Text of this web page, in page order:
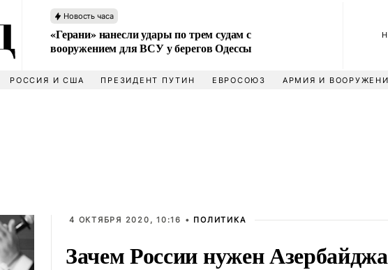
Новость часа
«Герани» нанесли удары по трем судам с
вооружением для ВСУ у берегов Одессы
РОССИЯ И США ПРЕЗИДЕНТ ПУТИН ЕВРОСОЮЗ АРМИЯ И
4 ОКТЯБРЯ 2020, 10:16 • ПОЛИТИКА
Зачем России нужен